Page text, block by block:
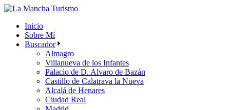
Skip
content
Inicio
Sobre Mí
Buscador
Almagro
Villanueva de los Infantes
Palacio de D. Alvaro de Bazán
Castillo de Calatrava la Nueva
Alcalá de Henares
Ciudad Real